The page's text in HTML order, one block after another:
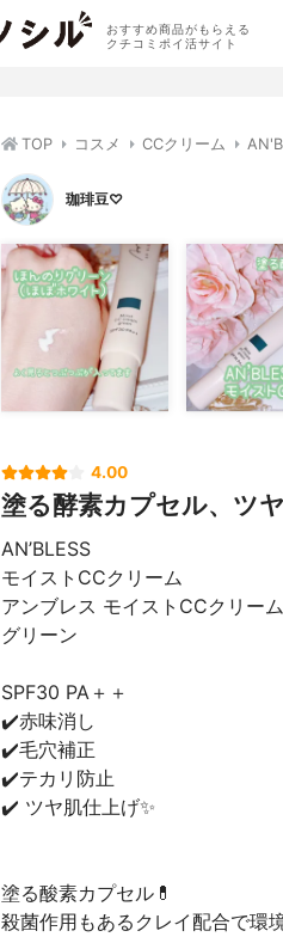
おすすめ商品がもらえる
クチコミポイ活サイト
TOP コスメ CCクリーム
珈琲豆♡
4.00
塗る酵素カプセル、ツ
AN’BLESS
モイストCCクリーム
アンブレス モイストCCクリーム
グリーン
SPF30 PA＋＋
✔️赤味消し
✔️毛穴補正
✔️テカリ防止
✔️ ツヤ肌仕上げ✨
塗る酸素カプセル💊
殺菌作用もあるクレイ配合で環